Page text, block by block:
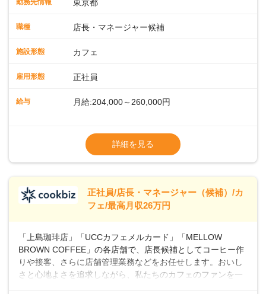
タートも安心 ◎サポート体制充実コーヒーの知識から接客マ
から40代まで幅広い年齢層が活躍しており、チームワークも
るので、スムーズに業務に馴染める環境です。「カフェの接
長として活躍を！接客業務になれたら、売上・シフト・在庫
一切無用♪一つひとつをしっかり伝えていきますので、無理の
ないペースで覚えていきましょう！さらにマネージャーへの
勤務先情報 東京都
職種 店長・マネージャー候補
施設形態 カフェ
雇用形態 正社員
給与 月給:204,000～260,000円
ます・東日本エリア：月給21万4000～27万
※経験・スキルを考慮の上、決定します。
※別途、残業代および各種手当あり
※試用期間なし
■店長職： ・西日本／月給26万7500円
万円＋賞与(年3回)・店長職：年収410万円／
詳細を見る
正社員/店長・マネージャー（候補）/カ
フェ/最高月収26万円
「上島珈琲店」「UCCカフェメルカード」「MELLOW
BROWN COFFEE」の各店舗で、店長候補としてコーヒー作
りや接客、さらに店舗管理業務などをお任せします。おいし
さと心地よさを追求しながら、私たちのカフェのファンを一